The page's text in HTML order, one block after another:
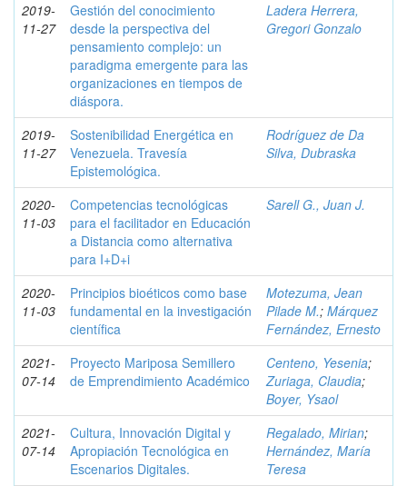
2019-
11-27
Gestión del conocimiento
desde la perspectiva del
pensamiento complejo: un
paradigma emergente para las
organizaciones en tiempos de
diáspora.
Ladera Herrera,
Gregori Gonzalo
2019-
11-27
Sostenibilidad Energética en
Venezuela. Travesía
Epistemológica.
Rodríguez de Da
Silva, Dubraska
2020-
11-03
Competencias tecnológicas
para el facilitador en Educación
a Distancia como alternativa
para I+D+i
Sarell G., Juan J.
2020-
11-03
Principios bioéticos como base
fundamental en la investigación
científica
Motezuma, Jean
Pilade M.; Márquez
Fernández, Ernesto
2021-
07-14
Proyecto Mariposa Semillero
de Emprendimiento Académico
Centeno, Yesenia;
Zuriaga, Claudia;
Boyer, Ysaol
2021-
07-14
Cultura, Innovación Digital y
Apropiación Tecnológica en
Escenarios Digitales.
Regalado, Mirian;
Hernández, María
Teresa